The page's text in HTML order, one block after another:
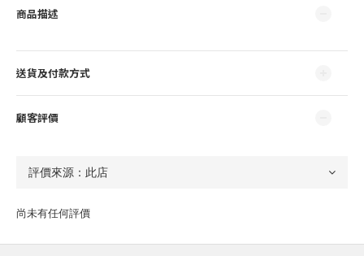
商品描述
送貨及付款方式
顧客評價
尚未有任何評價